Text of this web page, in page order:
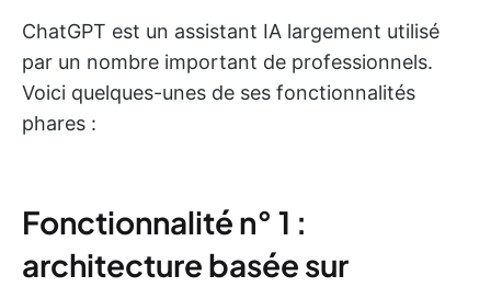
ChatGPT est un assistant IA largement utilisé
par un nombre important de professionnels.
Voici quelques-unes de ses fonctionnalités
phares :
Fonctionnalité n° 1 :
architecture basée sur